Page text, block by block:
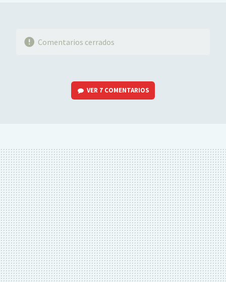
Comentarios cerrados
VER 7 COMENTARIOS